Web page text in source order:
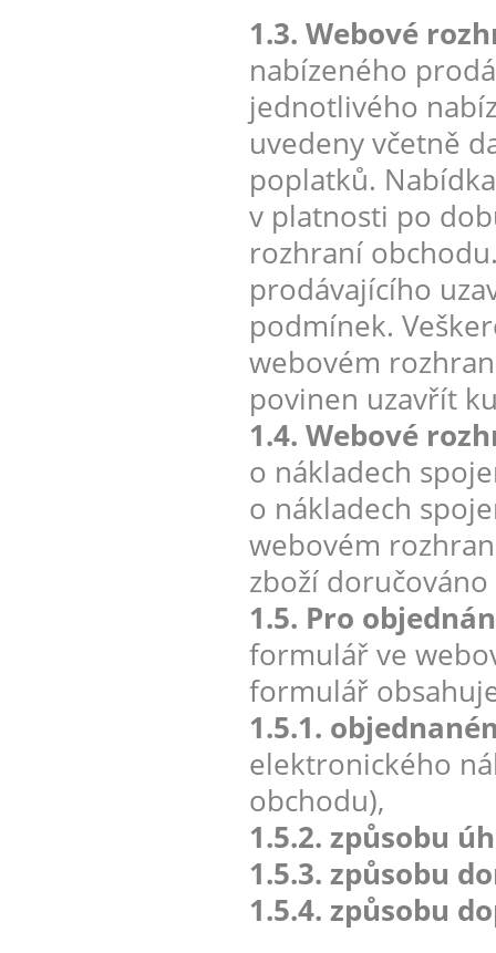
1.3. Webové
nabízeného
jednotlivého
uvedeny včetně
poplatků.
v platnosti po
rozhraní
prodávajícího
podmínek.
webovém
povinen uzavřít
1.4. Webové
o nákladech
o nákladech
webovém
zboží
1.5. Pro
formulář ve
formulář
1.5.1.
elektronického
obchodu),
1.5.2. způsobu
1.5.3. způsobu
1.5.4. způsobu